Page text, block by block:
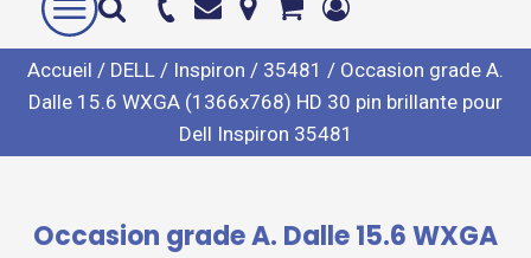
Accueil / DELL / Inspiron / 35481 / Occasion grade A.
Dalle 15.6 WXGA (1366x768) HD 30 pin brillante pour
Dell Inspiron 35481
Occasion grade A. Dalle 15.6 WXGA